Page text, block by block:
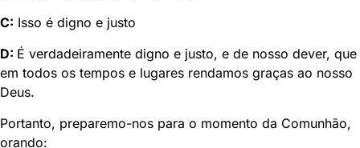
C: Isso é digno e justo
D: É verdadeiramente digno e justo, e de nosso dever, que
em todos os tempos e lugares rendamos graças ao nosso
Deus.
Portanto, preparemo-nos para o momento da Comunhão,
orando: